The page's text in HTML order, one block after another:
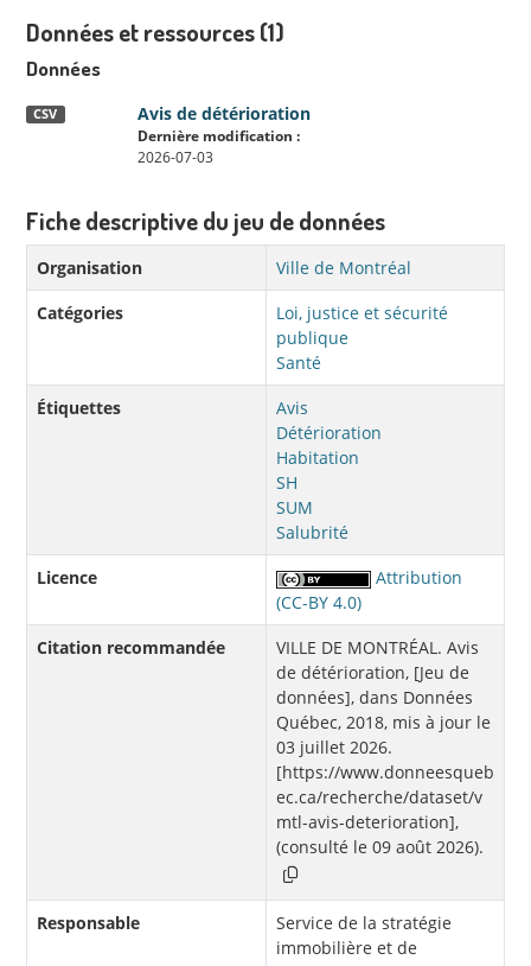
Données et ressources (1)
Données
Avis de détérioration
CSV
Dernière modification :
2026-07-03
Fiche descriptive du jeu de données
Organisation
Ville de Montréal
Catégories
Loi, justice et sécurité
publique
Santé
Étiquettes
Avis
Détérioration
Habitation
SH
SUM
Salubrité
Licence
Attribution
(CC-BY 4.0)
Citation recommandée
VILLE DE MONTRÉAL. Avis
de détérioration, [Jeu de
données], dans Données
Québec, 2018, mis à jour le
03 juillet 2026.
[https://www.donneesqueb
ec.ca/recherche/dataset/v
mtl-avis-deterioration],
(consulté le 09 août 2026).
Responsable
Service de la stratégie
immobilière et de